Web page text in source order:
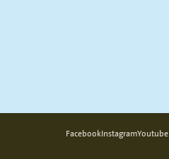
FacebookInstagramYoutube